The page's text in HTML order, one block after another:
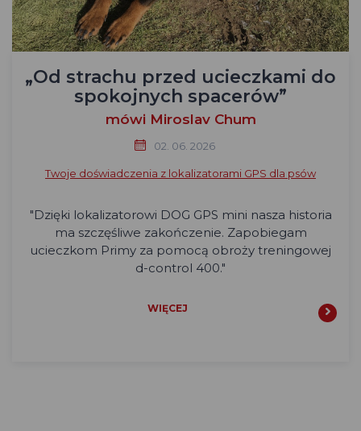
„Od strachu przed ucieczkami do
spokojnych spacerów”
mówi Miroslav Chum
02. 06. 2026
Twoje doświadczenia z lokalizatorami GPS dla psów
"Dzięki lokalizatorowi DOG GPS mini nasza historia
ma szczęśliwe zakończenie. Zapobiegam
ucieczkom Primy za pomocą obroży treningowej
d-control 400."
WIĘCEJ